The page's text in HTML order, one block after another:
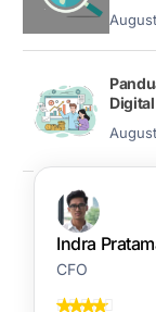
Indra
CFO